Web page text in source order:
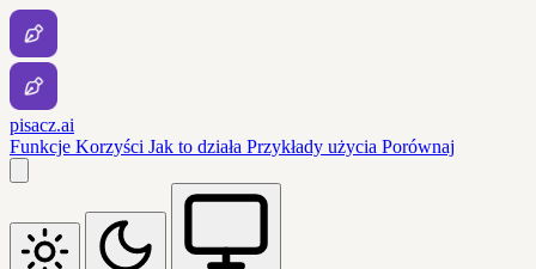
pisacz.ai
Funkcje Korzyści Jak to działa Przykłady użycia Porównaj